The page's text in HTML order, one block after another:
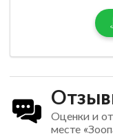
Оценки и
месте